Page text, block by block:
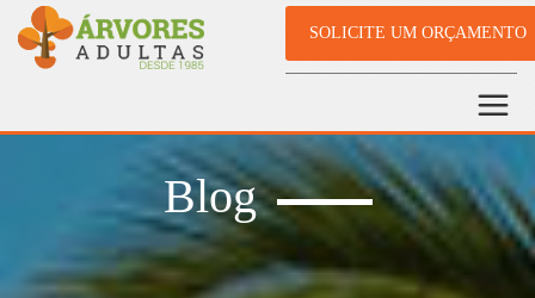
SOLICITE UM ORÇAMENTO
Blog